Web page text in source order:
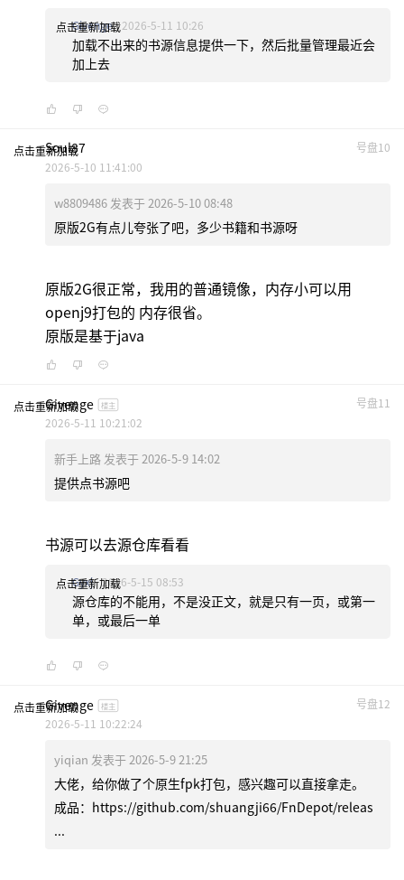
点击重新加载
Givenge 2026-5-11 10:26
加载不出来的书源信息提供一下，然后批量管理最近会
加上去
点击重新加载 号盘10
Soul87
2026-5-10 11:41:00
w8809486 发表于 2026-5-10 08:48
原版2G有点儿夸张了吧，多少书籍和书源呀
原版2G很正常，我用的普通镜像，内存小可以用
openj9打包的 内存很省。
原版是基于java
点击重新加载 号盘11
Givenge 楼主
2026-5-11 10:21:02
新手上路 发表于 2026-5-9 14:02
提供点书源吧
书源可以去源仓库看看
点击重新加载
Gyxj 2026-5-15 08:53
源仓库的不能用，不是没正文，就是只有一页，或第一
单，或最后一单
点击重新加载 号盘12
Givenge 楼主
2026-5-11 10:22:24
yiqian 发表于 2026-5-9 21:25
大佬，给你做了个原生fpk打包，感兴趣可以直接拿走。
成品：https://github.com/shuangji66/FnDepot/releas
...